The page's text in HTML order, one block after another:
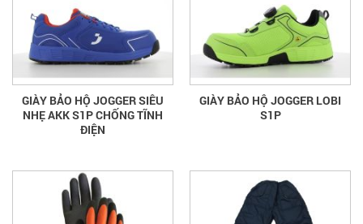
GIÀY BẢO HỘ JOGGER SIÊU
NHẸ AKK S1P CHỐNG TĨNH
ĐIỆN
GIÀY BẢO HỘ JOGGER LOBI
S1P